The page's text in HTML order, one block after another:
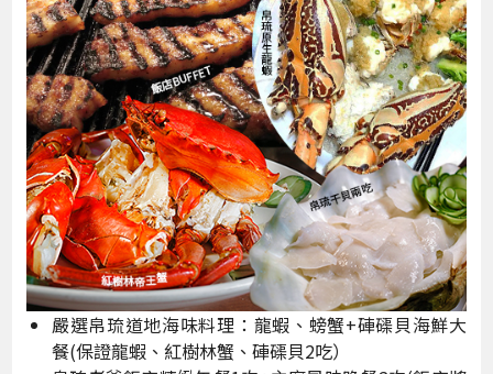
嚴選帛琉道地海味料理：龍蝦、螃蟹+硨磲貝海鮮大
餐(保證龍蝦、紅樹林蟹、硨磲貝2吃）